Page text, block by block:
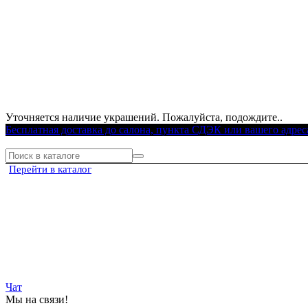
Уточняется наличие украшений. Пожалуйста, подождите..
Бесплатная доставка до салона, пункта СДЭК или вашего
Перейти в каталог
Чат
Мы на связи!